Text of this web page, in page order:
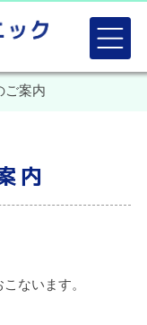
ご案内
内
ないます。